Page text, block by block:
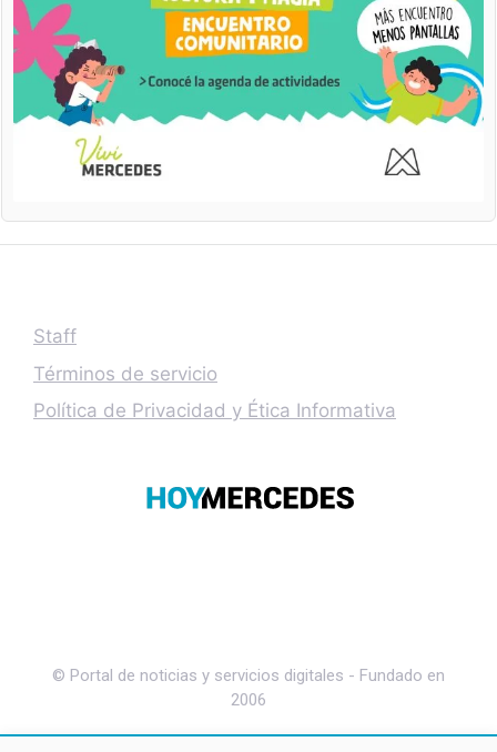
Staff
Términos de servicio
Política de Privacidad y Ética Informativa
© Portal de noticias y servicios digitales - Fundado en
2006